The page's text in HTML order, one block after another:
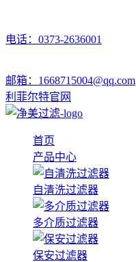
电话：0373-2636001
邮箱：1668715004@qq.com
利菲尔特官网
首页
产品中心
自清洗过滤器
多介质过滤器
保安过滤器